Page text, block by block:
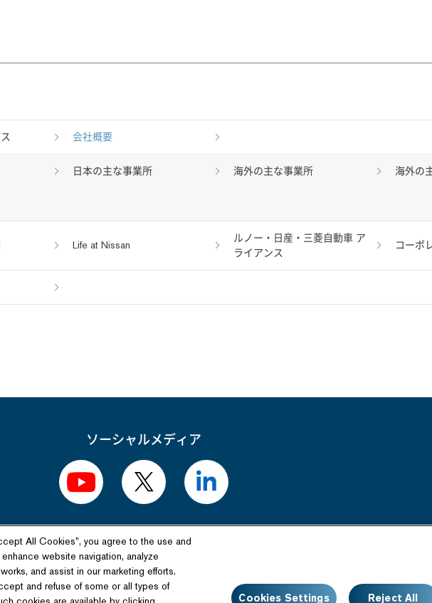
を打ち出し、コストの削減、商品・市場戦略の見直し、そしてパートナーシップの強化
グゼクティブコミッティの一員として、技術力や商品力の向上を通じて、経営再建計画
ンマネージメントを統括し、生産技術開発から車両生産、販売店まで新車をお届けする
会社概要
日本の主な事業所 海外の主な事業所 海外の
Life at Nissan
ルノー・日産・三菱自動車 ア
ライアンス
コーポ
ソーシャルメディア
関連サイト
ト テクノロジーライセンス
All Cookies”, you agree to the use and
website navigation, analyze
and assist in our marketing efforts.
and refuse of some or all types of
Cookies Settings Reject All